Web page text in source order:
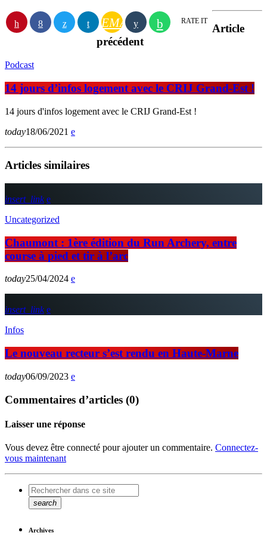
EMAIL RATE IT
Article
précédent
Podcast
14 jours d’infos logement avec le CRIJ Grand-Est !
14 jours d'infos logement avec le CRIJ Grand-Est !
today18/06/2021
Articles similaires
insert_link
Uncategorized
Chaumont : 1ère édition du Run Archery, entre
course à pied et tir à l’arc
today25/04/2024
insert_link
Infos
Le nouveau recteur s’est rendu en Haute-Marne
today06/09/2023
Commentaires d’articles (0)
Laisser une réponse
Vous devez être connecté pour ajouter un commentaire. Connectez-
vous maintenant
search
Archives